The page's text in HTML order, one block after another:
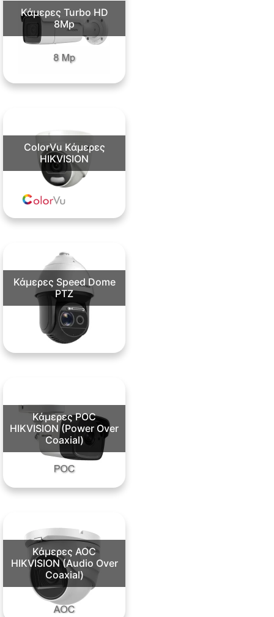
Κάμερες Turbo HD
8Mp
ColorVu Κάμερες
HIKVISION
Κάμερες Speed Dome
PTZ
Κάμερες POC
HIKVISION (Power Over
Coaxial)
Κάμερες AOC
HIKVISION (Audio Over
Coaxial)